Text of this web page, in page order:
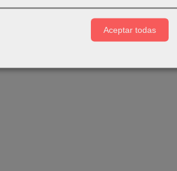
Aceptar todas